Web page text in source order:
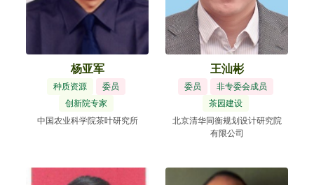
杨亚军
种质资源
委员
创新院专家
中国农业科学院茶叶研究所
王汕彬
委员
非专委会成员
茶园建设
北京清华同衡规划设计研究院
有限公司